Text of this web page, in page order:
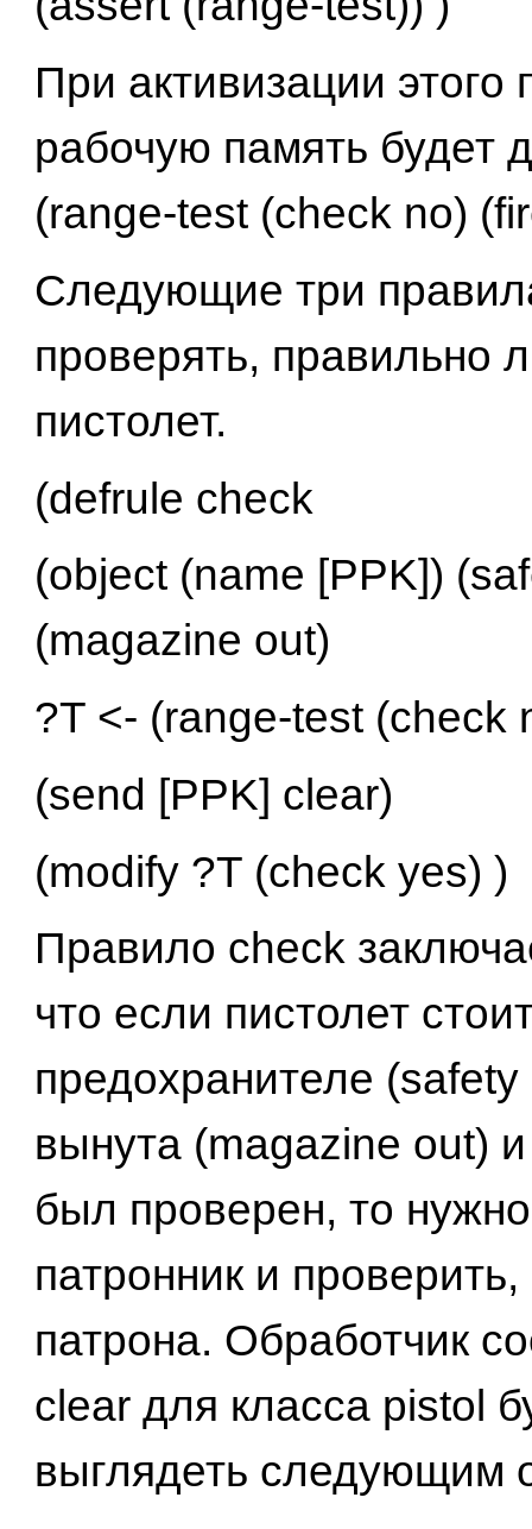
При активизации этого
рабочую память будет
(range-test (check no)
Следующие три
проверять, правильно
пистолет.
(defrule check
(object (name [PPK])
(magazine out)
?T <- (range-test (check
(send [PPK] clear)
(modify ?T (check yes) )
Правило check
что если пистолет
предохранителе
вынута (magazine out)
был проверен, то
патронник и
патрона. Обработчик
clear для класса pistol
выглядеть следующим